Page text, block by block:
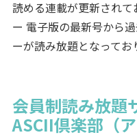
読める連載が更新され
ー 電子版の最新号から
ーが読み放題となってお
会員制読み放題
ASCII倶楽部（